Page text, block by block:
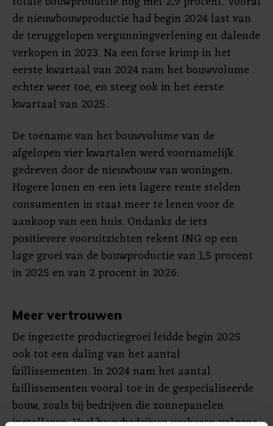
de nieuwbouwproductie had begin 2024 last van
de teruggelopen vergunningverlening en dalende
verkopen in 2023. Na een forse krimp in het
eerste kwartaal van 2024 nam het bouwvolume
echter weer toe, en steeg ook in het eerste
kwartaal van 2025.
De toename van het bouwvolume van de
afgelopen vier kwartalen werd voornamelijk
gedreven door de nieuwbouw van woningen.
Hogere lonen en een iets lagere rente stelden
consumenten in staat meer te lenen voor de
aankoop van een huis. Ondanks de iets
positievere vooruitzichten rekent ING op een
lage groei van de bouwproductie van 1,5 procent
in 2025 en van 2 procent in 2026.
Meer vertrouwen
De ingezette productiegroei leidde begin 2025
ook tot een daling van het aantal
faillissementen. In 2024 nam het aantal
faillissementen vooral toe in de gespecialiseerde
bouw, zoals bij bedrijven die zonnepanelen